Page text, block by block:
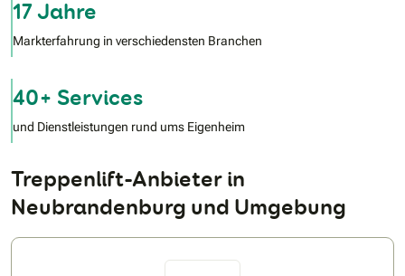
17 Jahre
Markterfahrung in verschiedensten Branchen
40+ Services
und Dienstleistungen rund ums Eigenheim
Treppenlift-Anbieter in
Neubrandenburg und Umgebung